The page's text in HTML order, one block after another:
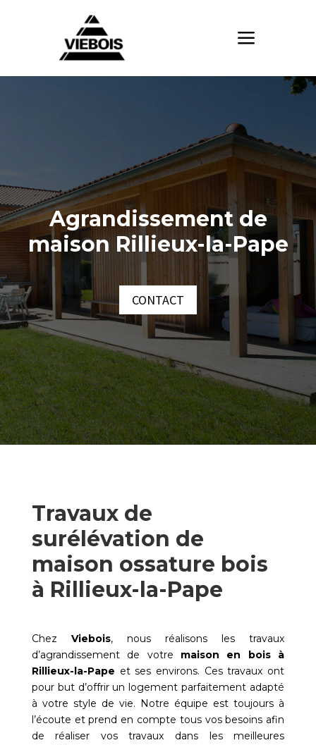
Agrandissement de
maison Rillieux-la-Pape
CONTACT
Travaux de
surélévation de
maison ossature bois
à Rillieux-la-Pape
Chez Viebois, nous réalisons les travaux
d’agrandissement de votre maison en bois à
Rillieux-la-Pape et ses environs. Ces travaux ont
pour but d’offrir un logement parfaitement adapté
à votre style de vie. Notre équipe est toujours à
l’écoute et prend en compte tous vos besoins afin
de réaliser vos travaux dans les meilleures